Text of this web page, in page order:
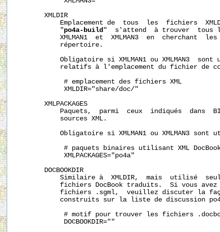
       XMLDIR
Emplacement de  tous  les  fichiers
           "
po4a-build "  s'attend  à trouver  tous
XMLMAN1  et  XMLMAN3  en  cherchant
           répertoire.
Obligatoire si XMLMAN1 ou XMLMAN3  sont
relatifs à l'emplacement du fichier de
            # emplacement des fichiers XML
            XMLDIR="share/doc/"
       XMLPACKAGES
Paquets,  parmi  ceux  indiqués  dans
           sources XML.
Obligatoire si XMLMAN1 ou XMLMAN3 sont
# paquets binaires utilisant XML
            XMLPACKAGES="po4a"
       DOCBOOKDIR
Similaire à  XMLDIR,  mais  utilisé
fichiers DocBook traduits.  Si vous
fichiers .sgml,  veuillez discuter la
construits sur la liste de discussion
# motif pour trouver les fichiers
            DOCBOOKDIR=""